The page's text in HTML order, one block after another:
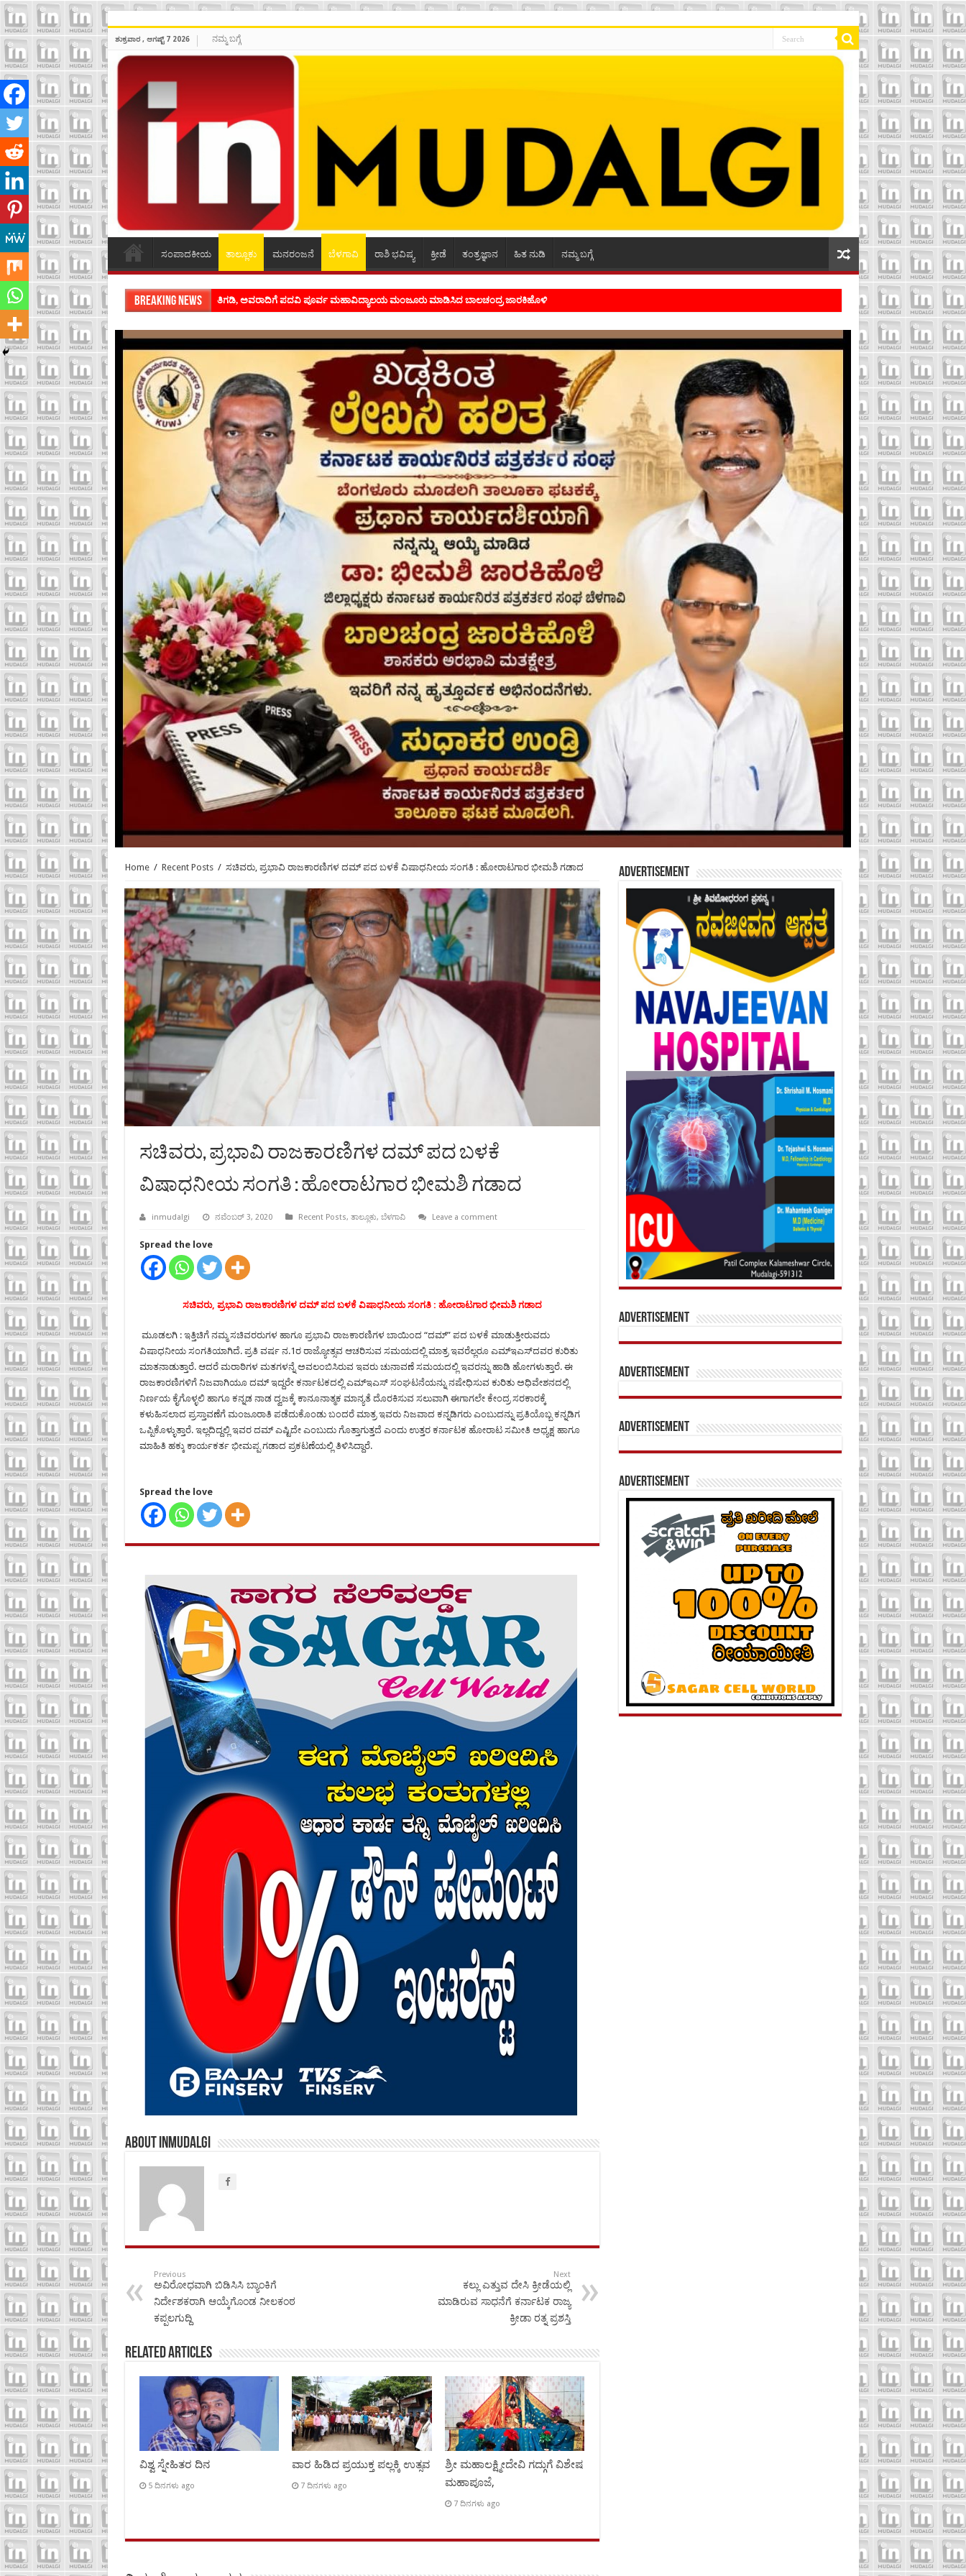
ಶುಕ್ರವಾರ , ಆಗಷ್ಟ್ 7 2026 ನಮ್ಮ ಬಗ್ಗೆ
ಸಂಪಾದಕೀಯ ತಾಲ್ಲೂಕು ಮನರಂಜನೆ ಬೆಳಗಾವಿ ರಾಶಿ ಭವಿಷ್ಯ ಕ್ರೀಡೆ ತಂತ್ರಜ್ಞಾನ ಹಿತ ನುಡಿ ನಮ್ಮ ಬಗ್ಗೆ
Breaking News ಶಿವಾಪುರದಲ್ಲಿ ಕವಿಗೋಷ್ಠಿಯ ಸಂಭ್ರಮ ಭಾವನೆಗಳನ್ನು ಕಟ್ಟಿಕೊಡುವ ಕಲೆಗಾರಿಕೆ ಕವಿಗೆ ಇರಬೇಕು- ಸಾಹಿತಿ ಸಿದ್ರಾಮ್ ದ್ಯಾಗಾನಟ್ಟಿ
Home / Recent Posts / ಸಚಿವರು, ಪ್ರಭಾವಿ ರಾಜಕಾರಣಿಗಳ ದಮ್ ಪದ ಬಳಕೆ ವಿಷಾಧನೀಯ ಸಂಗತಿ : ಹೋರಾಟಗಾರ ಭೀಮಶಿ ಗಡಾದ
ಸಚಿವರು, ಪ್ರಭಾವಿ ರಾಜಕಾರಣಿಗಳ ದಮ್ ಪದ ಬಳಕೆ
ವಿಷಾಧನೀಯ ಸಂಗತಿ : ಹೋರಾಟಗಾರ ಭೀಮಶಿ ಗಡಾದ
inmudalgi ನವೆಂಬರ್ 3, 2020 Recent Posts, ತಾಲ್ಲೂಕು, ಬೆಳಗಾವಿ Leave a comment
Spread the love
ಸಚಿವರು, ಪ್ರಭಾವಿ ರಾಜಕಾರಣಿಗಳ ದಮ್ ಪದ ಬಳಕೆ ವಿಷಾಧನೀಯ ಸಂಗತಿ : ಹೋರಾಟಗಾರ ಭೀಮಶಿ ಗಡಾದ
ಮೂಡಲಗಿ : ಇತ್ತಿಚಿಗೆ ನಮ್ಮ ಸಚಿವರರುಗಳ ಹಾಗೂ ಪ್ರಭಾವಿ ರಾಜಕಾರಣಿಗಳ ಬಾಯಿಂದ “ದಮ್” ಪದ ಬಳಕೆ ಮಾಡುತ್ತೀರುವದು
ವಿಷಾಧನೀಯ ಸಂಗತಿಯಾಗಿದೆ. ಪ್ರತಿ ವರ್ಷ ನ.1ರ ರಾಜ್ಯೋತ್ಸವ ಆಚರಿಸುವ ಸಮಯದಲ್ಲಿ ಮಾತ್ರ ಇವರೆಲ್ಲರೂ ಎಮ್‍ಇಎಸ್‍ದವರ ಕುರಿತು
ಮಾತನಾಡುತ್ತಾರೆ. ಆದರೆ ಮರಾಠಿಗಳ ಮತಗಳನ್ನೆ ಅವಲಂಬಿಸಿರುವ ಇವರು ಚುನಾವಣೆ ಸಮಯದಲ್ಲಿ ಇವರನ್ನು ಹಾಡಿ ಹೋಗಳುತ್ತಾರೆ. ಈ
ರಾಜಕಾರಣಿಗಳಿಗೆ ನಿಜವಾಗಿಯೂ ದಮ್ ಇದ್ದರೇ ಕರ್ನಾಟಕದಲ್ಲಿ ಎಮ್‍ಇಎಸ್ ಸಂಘಟನೆಯನ್ನು ನಷೇಧಿಸುವ ಕುರಿತು ಅಧಿವೇಶನದಲ್ಲಿ
ನಿರ್ಣಯ ಕೈಗೊಳ್ಳಲಿ ಹಾಗೂ ಕನ್ನಡ ನಾಡ ದ್ವಜಕ್ಕೆ ಕಾನೂನಾತ್ಮಕ ಮಾನ್ಯತೆ ದೊರಕಿಸುವ ಸಲುವಾಗಿ ಈಗಾಗಲೇ ಕೇಂದ್ರ ಸರಕಾರಕ್ಕೆ
ಕಳುಹಿಸಲಾದ ಪ್ರಸ್ತಾವಣೆಗೆ ಮಂಜೂರಾತಿ ಪಡೆದುಕೊಂಡು ಬಂದರೆ ಮಾತ್ರ ಇವರು ನಿಜವಾದ ಕನ್ನಡಿಗರು ಎಂಬುದನ್ನು ಪ್ರತಿಯೊಬ್ಬ ಕನ್ನಡಿಗ
ಒಪ್ಪಿಕೊಳ್ಳುತ್ತಾರೆ. ಇಲ್ಲದಿದ್ದಲ್ಲಿ ಇವರ ದಮ್ ಎಷ್ಟಿದೇ ಎಂಬುದು ಗೊತ್ತಾಗುತ್ತದೆ ಎಂದು ಉತ್ತರ ಕರ್ನಾಟಕ ಹೋರಾಟ ಸಮೀತಿ ಅಧ್ಯಕ್ಷ ಹಾಗೂ
ಮಾಹಿತಿ ಹಕ್ಕು ಕಾರ್ಯಕರ್ತ ಭೀಮಪ್ಪ ಗಡಾದ ಪ್ರಕಟಣೆಯಲ್ಲಿ ತಿಳಿಸಿದ್ದಾರೆ.
Spread the love
About inmudalgi
Previous
ಅವಿರೋಧವಾಗಿ ಬಿಡಿಸಿಸಿ ಬ್ಯಾಂಕಿಗೆ
ನಿರ್ದೇಶಕರಾಗಿ ಆಯ್ಕೆಗೊಂಡ ನೀಲಕಂಠ
ಕಪ್ಪಲಗುದ್ದಿ
Next
ಕಲ್ಲು ಎತ್ತುವ ದೇಸಿ ಕ್ರೀಡೆಯಲ್ಲಿ
ಮಾಡಿರುವ ಸಾಧನೆಗೆ ಕರ್ನಾಟಕ ರಾಜ್ಯ
ಕ್ರೀಡಾ ರತ್ನ ಪ್ರಶಸ್ತಿ
Related Articles
ವಿಶ್ವ ಸ್ನೇಹಿತರ ದಿನ
5 ದಿನಗಳು ago
ವಾರ ಹಿಡಿದ ಪ್ರಯುಕ್ತ ಪಲ್ಲಕ್ಕಿ ಉತ್ಸವ
7 ದಿನಗಳು ago
ಶ್ರೀ ಮಹಾಲಕ್ಷ್ಮೀದೇವಿ ಗದ್ಗುಗೆ ವಿಶೇಷ
ಮಹಾಪೂಜೆ,
7 ದಿನಗಳು ago
Advertisement
Advertisement
Advertisement
Advertisement
Advertisement